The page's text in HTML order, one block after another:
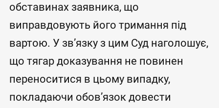
обставинах заявника, що
виправдовують його тримання під
вартою. У зв’язку з цим Суд наголошує,
що тягар доказування не повинен
переноситися в цьому випадку,
покладаючи обов’язок довести